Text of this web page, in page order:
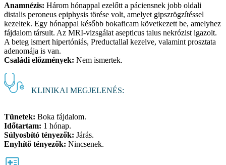
Anamnézis: Három hónappal ezelőtt a páciensnek jobb oldali
distalis peroneus epiphysis törése volt, amelyet gipszrögzítéssel
kezeltek. Egy hónappal később bokaficam következett be, amelyhez
fájdalom társult. Az MRI-vizsgálat asepticus talus nekrózist igazolt.
A beteg ismert hipertóniás, Preductallal kezelve, valamint prosztata
adenomája is van.
Családi előzmények: Nem ismertek.
KLINIKAI MEGJELENÉS:
Tünetek: Boka fájdalom.
Időtartam: 1 hónap.
Súlyosbító tényezők: Járás.
Enyhítő tényezők: Nincsenek.